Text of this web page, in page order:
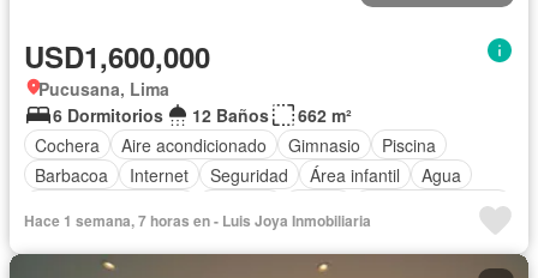
USD1,600,000
Pucusana, Lima
6 Dormitorios
12 Baños
662 m²
Cochera
Aire acondicionado Gimnasio
Piscina
Barbacoa
Internet Seguridad Área infantil
Agua
Cuarto de servicio
Patio
Electricidad Sauna Jacuzzi
Vista panorámica
Armario empotrado
Cancha de tenis
Hace 1 semana, 7 horas en - Luis Joya Inmobiliaria